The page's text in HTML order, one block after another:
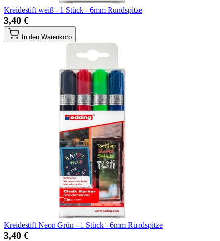
Kreidestift weiß - 1 Stück - 6mm Rundspitze
3,40 €
In den Warenkorb
Kreidestift Neon Grün - 1 Stück - 6mm Rundspitze
3,40 €